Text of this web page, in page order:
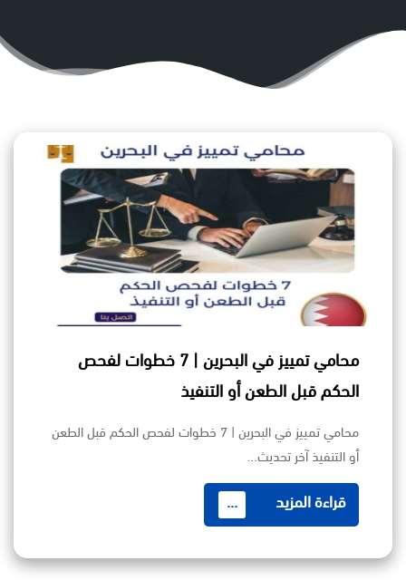
محامي تمييز في البحرين | 7 خطوات لفحص
الحكم قبل الطعن أو التنفيذ
محامي تمييز في البحرين | 7 خطوات لفحص الحكم قبل الطعن
أو التنفيذ آخر تحديث…
قراءة المزيد ...